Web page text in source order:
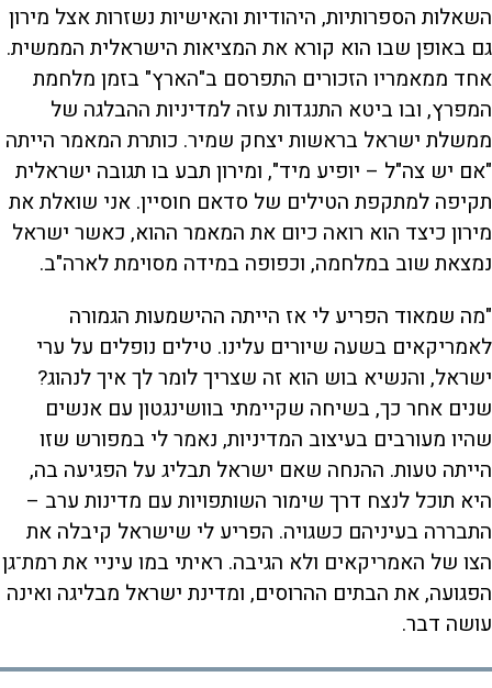
השאלות הספרותיות, היהודיות והאישיות נשזרות אצל מירון
גם באופן שבו הוא קורא את המציאות הישראלית הממשית.
אחד ממאמריו הזכורים התפרסם ב"הארץ" בזמן מלחמת
המפרץ, ובו ביטא התנגדות עזה למדיניות ההבלגה של
ממשלת ישראל בראשות יצחק שמיר. כותרת המאמר הייתה
"אם יש צה"ל – יופיע מיד", ומירון תבע בו תגובה ישראלית
תקיפה למתקפת הטילים של סדאם חוסיין. אני שואלת את
מירון כיצד הוא רואה כיום את המאמר ההוא, כאשר ישראל
נמצאת שוב במלחמה, וכפופה במידה מסוימת לארה"ב.
"מה שמאוד הפריע לי אז הייתה ההישמעות הגמורה
לאמריקאים בשעה שיורים עלינו. טילים נופלים על ערי
ישראל, והנשיא בוש הוא זה שצריך לומר לך איך לנהוג?
שנים אחר כך, בשיחה שקיימתי בוושינגטון עם אנשים
שהיו מעורבים בעיצוב המדיניות, נאמר לי במפורש שזו
הייתה טעות. ההנחה שאם ישראל תבליג על הפגיעה בה,
היא תוכל לנצח דרך שימור השותפויות עם מדינות ערב –
התבררה בעיניהם כשגויה. הפריע לי שישראל קיבלה את
הצו של האמריקאים ולא הגיבה. ראיתי במו עיניי את רמת־גן
הפגועה, את הבתים ההרוסים, ומדינת ישראל מבליגה ואינה
עושה דבר.